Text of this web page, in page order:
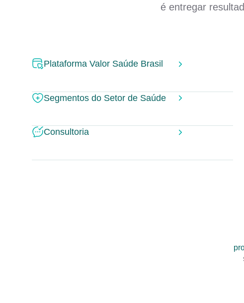
é entregar
Plataforma Valor Saúde Brasil
Segmentos do Setor de Saúde
Consultoria